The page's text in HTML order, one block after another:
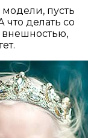
пусть
что делать со